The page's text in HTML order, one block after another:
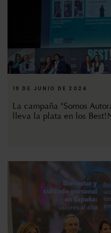
19 DE JUNIO DE 2024
La campaña "Somos
lleva la plata en los